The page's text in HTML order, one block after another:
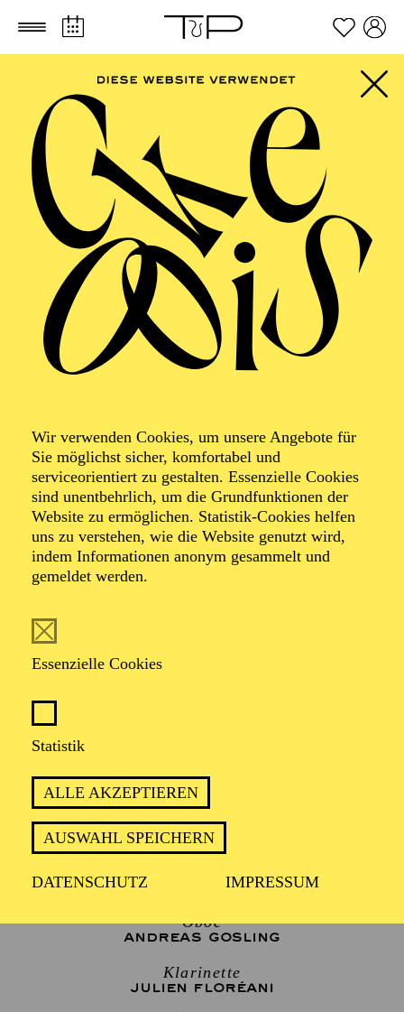
Zum Hauptinhalt springen Zum Footer springen
Wir verwenden Cookies, um unsere Angebote für
Sie möglichst sicher, komfortabel und
serviceorientiert zu gestalten. Essenzielle Cookies
sind unentbehrlich, um die Grundfunktionen der
Website zu ermöglichen. Statistik-Cookies helfen
uns zu verstehen, wie die Website genutzt wird,
indem Informationen anonym gesammelt und
gemeldet werden.
Essenzielle Cookies
Statistik
ALLE AKZEPTIEREN
AUSWAHL SPEICHERN
DATENSCHUTZ IMPRESSUM
ESSENER
PHILHARMONIKER
Essener Philharmoniker
KlassikLounge
Vive la France
2 Stunden, inkl. Pause
TRIO D'ANCHE
Oboe
ANDREAS GOSLING
Klarinette
JULIEN FLORÉANI